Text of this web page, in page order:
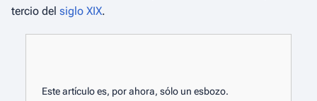
tercio del siglo XIX.
Este artículo es, por ahora, sólo un esbozo.